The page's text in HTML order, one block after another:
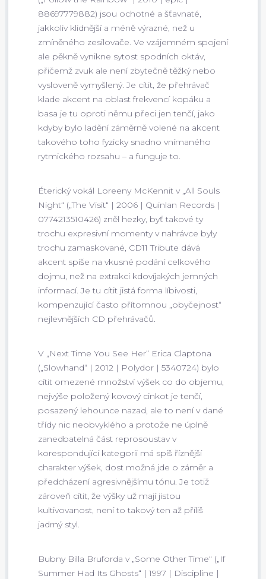
88697779882) jsou ochotné a šťavnaté,
jakkoliv klidnější a méně výrazné, než u
zmíněného zesilovače. Ve vzájemném spojení
ale pěkně vynikne sytost spodních oktáv,
přičemž zvuk ale není zbytečně těžký nebo
vysloveně vymyšlený. Je cítit, že přehrávač
klade akcent na oblast frekvencí kopáku a
basa je tu oproti němu přeci jen tenčí, jako
kdyby bylo ladění záměrně volené na akcent
takového toho fyzicky snadno vnímaného
rytmického rozsahu – a funguje to.
Éterický vokál Loreeny McKennit v „All Souls
Night“ („The Visit“ | 2006 | Quinlan Records |
0774213510426) zněl hezky, byť takové ty
trochu expresivní momenty v nahrávce byly
trochu zamaskované, CD11 Tribute dává
akcent spíše na vkusné podání celkového
dojmu, než na extrakci kdovíjakých jemných
informací. Je tu cítit jistá forma líbivosti,
kompenzující často přítomnou „obyčejnost“
nejlevnějších CD přehrávačů.
V „Next Time You See Her“ Erica Claptona
(„Slowhand“ | 2012 | Polydor | 5340724) bylo
cítit omezené množství výšek co do objemu,
nejvýše položený kovový cinkot je tenčí,
posazený lehounce nazad, ale to není v dané
třídy nic neobvyklého a protože ne úplně
zanedbatelná část reprosoustav v
korespondující kategorii má spíš říznější
charakter výšek, dost možná jde o záměr a
předcházení agresivnějšímu tónu. Je totiž
zároveň cítit, že výšky už mají jistou
kultivovanost, není to takový ten až příliš
jadrný styl.
Bubny Billa Bruforda v „Some Other Time“ („If
Summer Had Its Ghosts“ | 1997 | Discipline |